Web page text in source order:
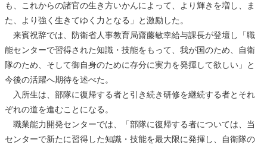
も、これからの諸官の生き方いかんによって、より輝きを増し、ま
た、より強く生きてゆく力となる」と激励した。
来賓祝辞では、防衛省人事教育局齋藤敏幸給与課長が登壇し「職
能センターで習得された知識・技能をもって、我が国のため、自衛
隊のため、そして御自身のために存分に実力を発揮して欲しい」と
今後の活躍へ期待を述べた。
入所生は、部隊に復帰する者と引き続き研修を継続する者とそれ
ぞれの道を進むことになる。
職業能力開発センターでは、「部隊に復帰する者については、当
センターで新たに習得した知識・技能を最大限に発揮し、自衛隊の